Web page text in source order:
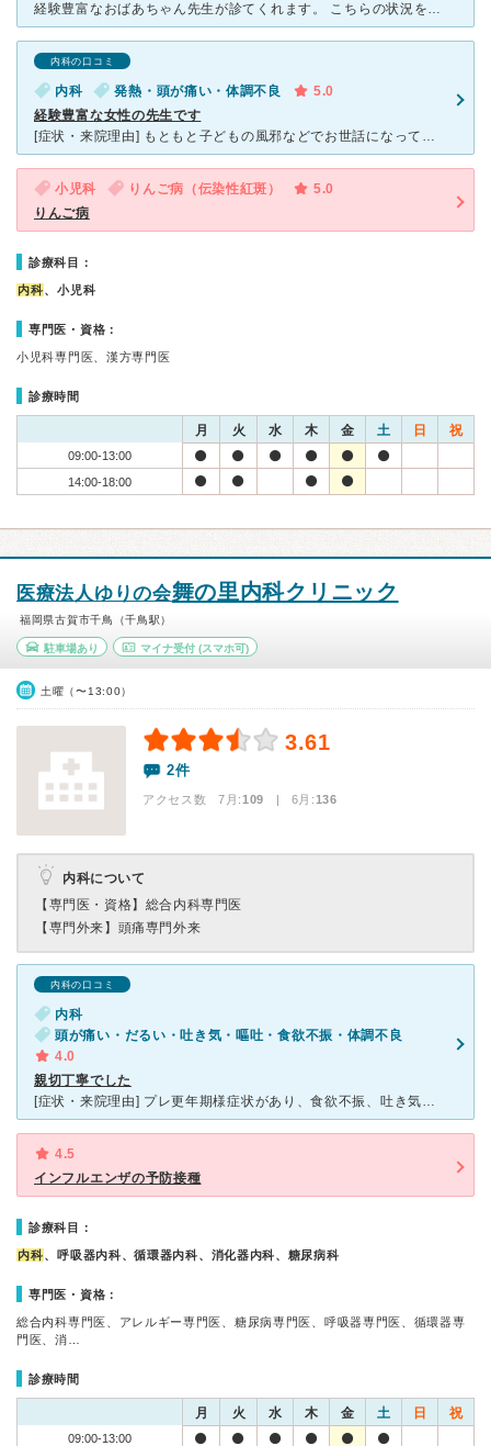
経験豊富なおばあちゃん先生が診てくれます。 こちらの状況を考慮した上ではっきりズバッと言ってくれるので信頼できます。 海外旅行後、腹痛があり検査したところ赤痢でした。検査結果が出るまでに3日程だっ
内科の口コミ
内科 発熱・頭が痛い・体調不良
5.0
経験豊富な女性の先生です
[症状・来院理由] もともと子どもの風邪などでお世話になっている女医さんですが、自分の風邪の時にもお世話になっています。 最近来院した時には、子どもが立て続けにインフルエンザになった後、自分も過労
小児科 りんご病（伝染性紅斑）
5.0
りんご病
診療科目：
内科、小児科
専門医・資格：
小児科専門医、漢方専門医
診療時間
月 火 水 木 金 土 日 祝
09:00-13:00
14:00-18:00
医療法人ゆりの会舞の里内科クリニック
福岡県古賀市千鳥（千鳥駅）
駐車場あり マイナ受付(スマホ可)
土曜（〜13:00）
3.61
2件
アクセス数 7月:109 | 6月:136
内科について
【専門医・資格】 総合内科専門医
【専門外来】 頭痛専門外来
内科の口コミ
内科
頭が痛い・だるい・吐き気・嘔吐・食欲不振・体調不良
4.0
親切丁寧でした
[症状・来院理由] プレ更年期様症状があり、食欲不振、吐き気等、何とも言い難い症状で、近くの舞の里内科を受診 [医師の診断・治療法] 問診、とにかく事細かに聞いてくれました。喉、聴診、採血。
4.5
インフルエンザの予防接種
診療科目：
内科、呼吸器内科、循環器内科、消化器内科、糖尿病科
専門医・資格：
総合内科専門医、アレルギー専門医、糖尿病専門医、呼吸器専門医、循環器専
門医、消…
診療時間
月 火 水 木 金 土 日 祝
09:00-13:00